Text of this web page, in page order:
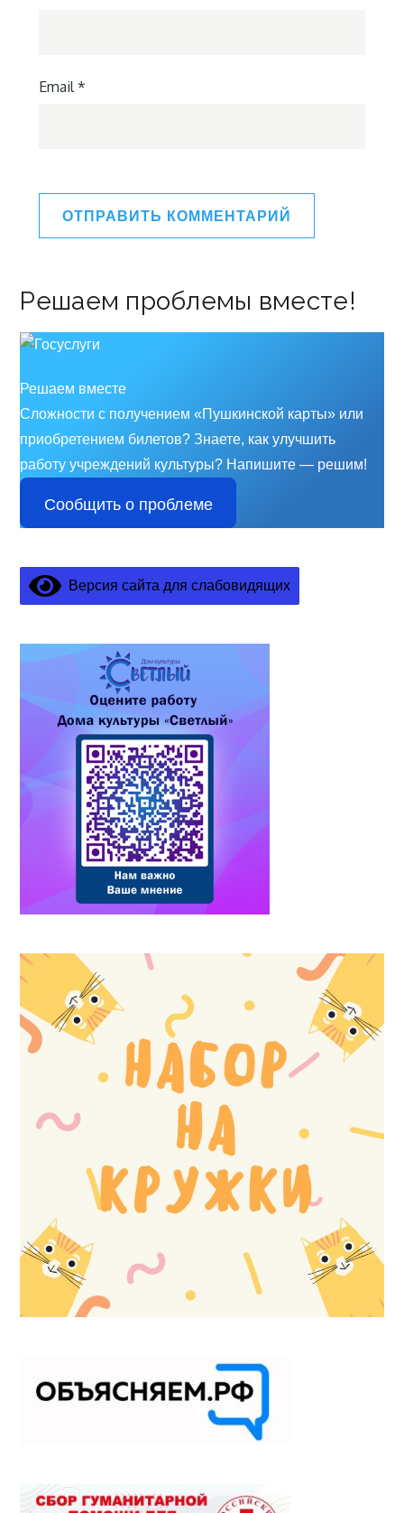
Email*
Решаем проблемы вместе!
Решаем вместе
Сложности с получением «Пушкинской карты» или
приобретением билетов? Знаете, как улучшить
работу учреждений культуры? Напишите — решим!
Сообщить о проблеме
Версия сайта для слабовидящих